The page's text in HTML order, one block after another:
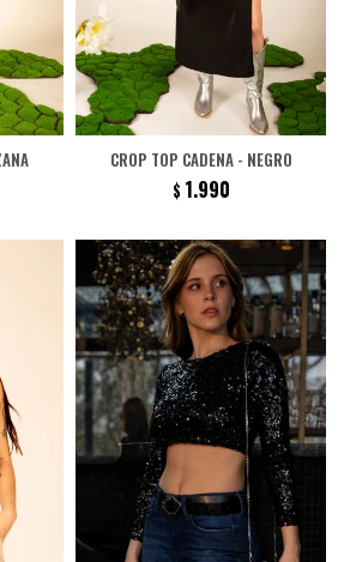
CROP TOP CADENA - NEGRO
$ 1.990